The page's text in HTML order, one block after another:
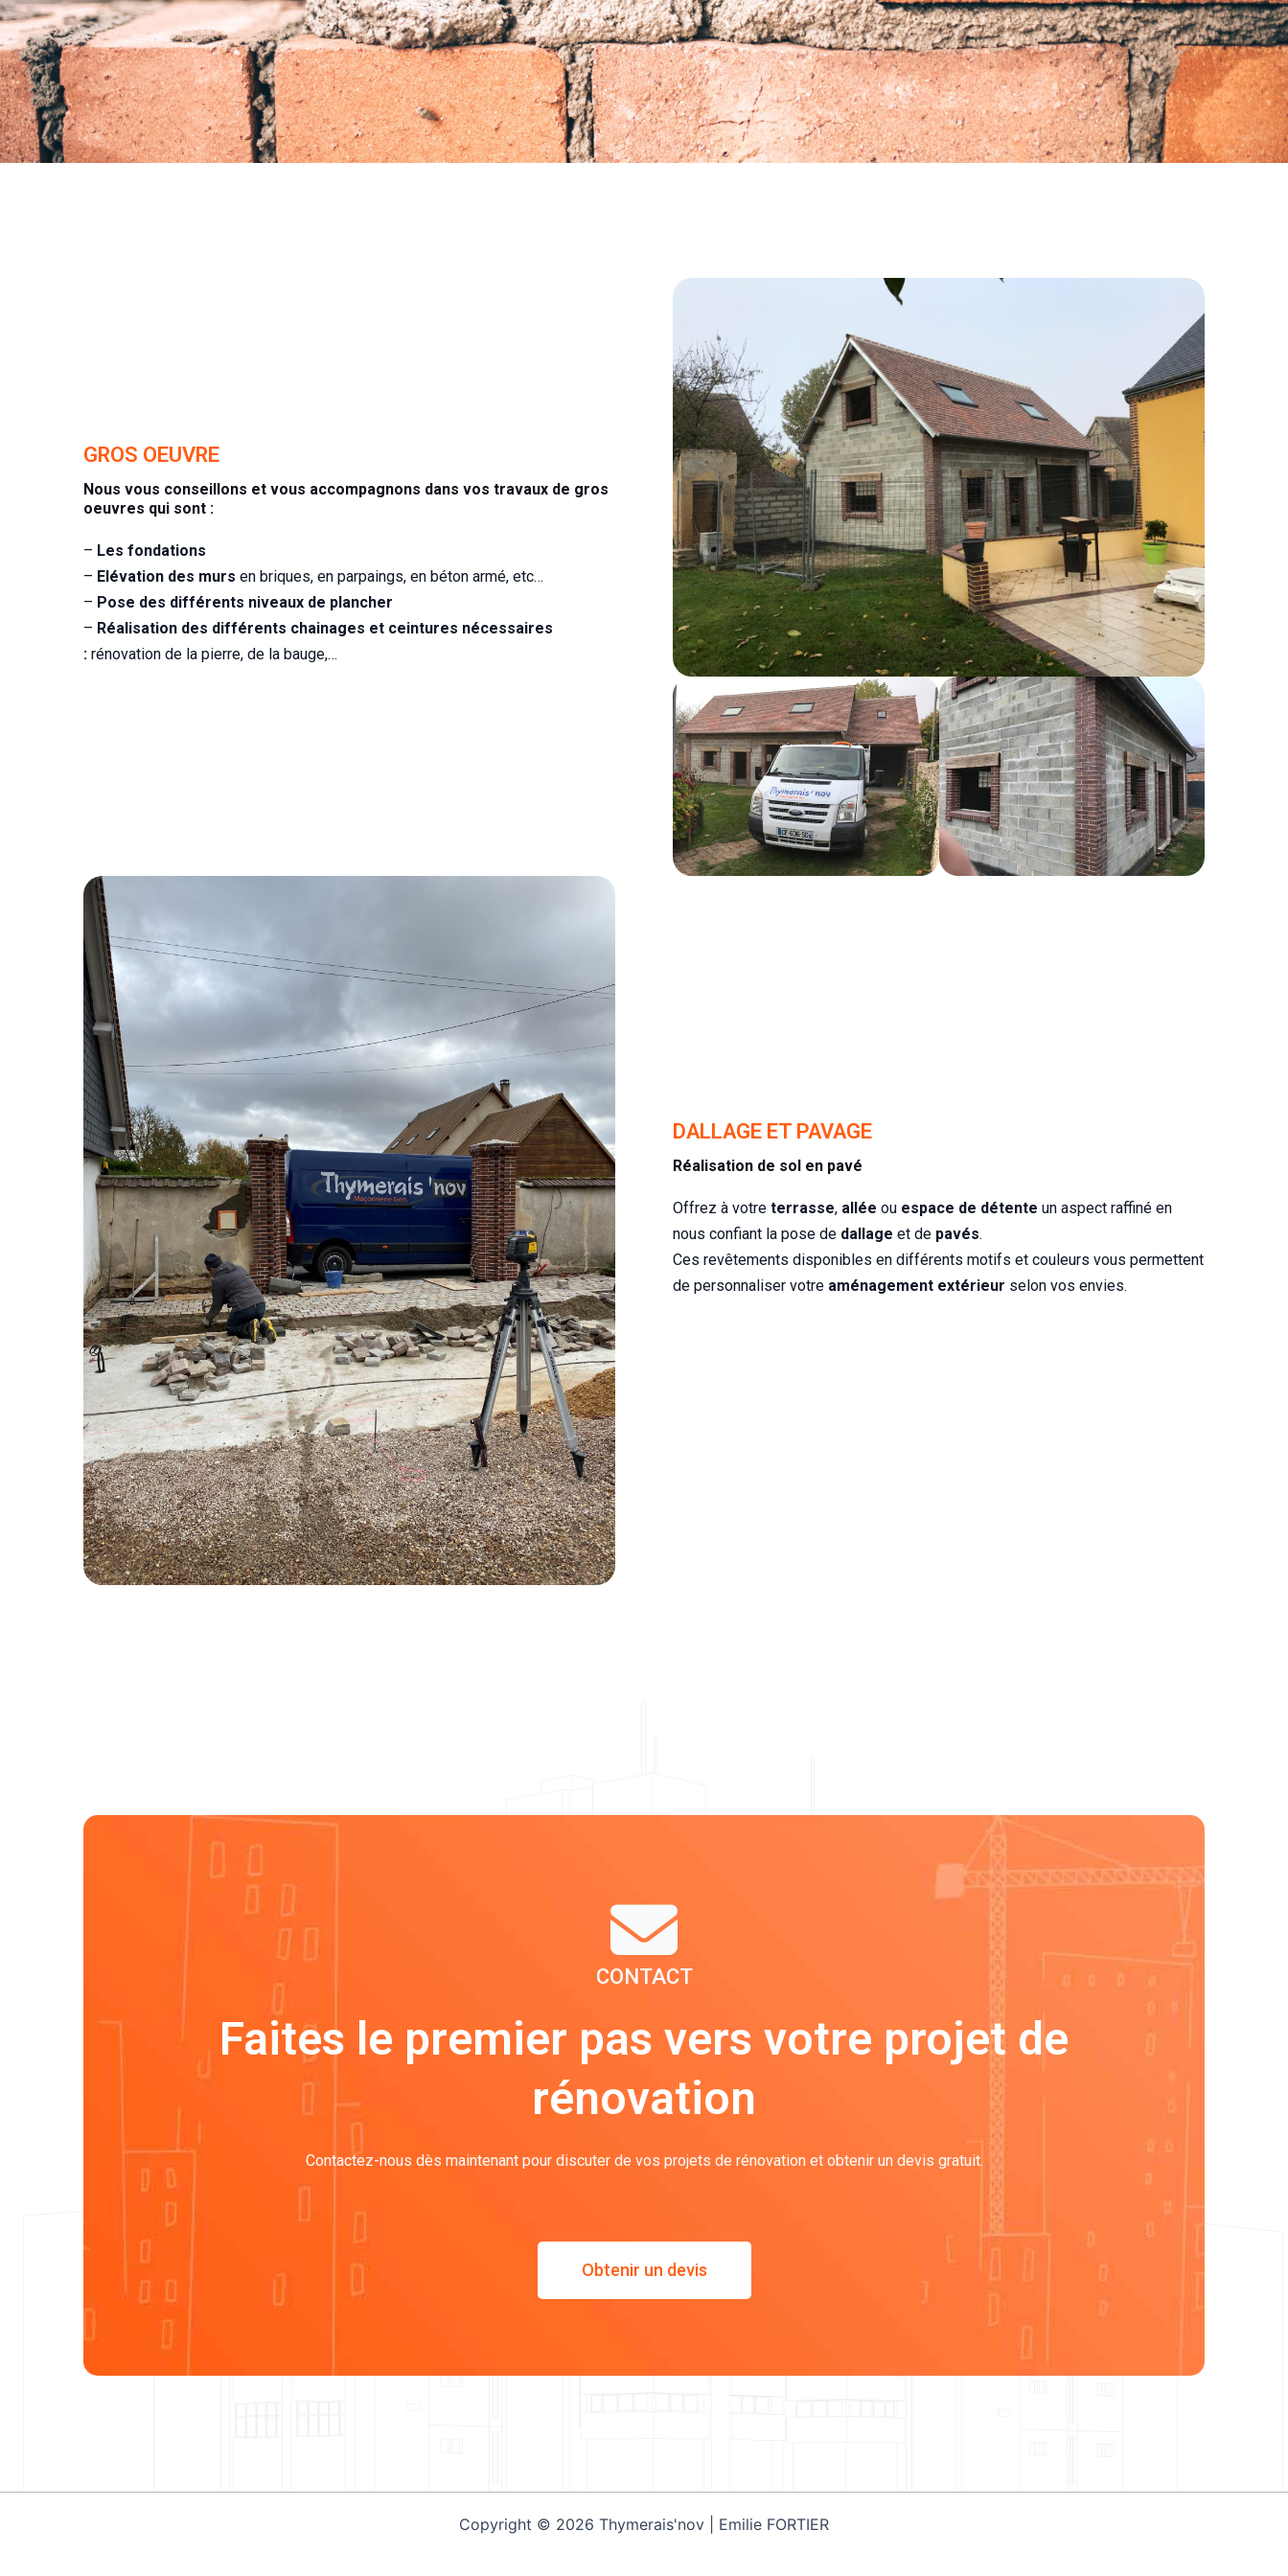
GROS OEUVRE
Nous vous conseillons et vous accompagnons dans vos travaux de gros
oeuvres qui sont :
– Les fondations
– Elévation des murs en briques, en parpaings, en béton armé, etc…
– Pose des différents niveaux de plancher
– Réalisation des différents chainages et ceintures nécessaires
: rénovation de la pierre, de la bauge,…
DALLAGE ET PAVAGE
Réalisation de sol en pavé
Offrez à votre terrasse, allée ou espace de détente un aspect raffiné en
nous confiant la pose de dallage et de pavés.
Ces revêtements disponibles en différents motifs et couleurs vous permettent
de personnaliser votre aménagement extérieur selon vos envies.
CONTACT
Faites le premier pas vers votre projet de
rénovation
Contactez-nous dès maintenant pour discuter de vos projets de rénovation et obtenir un devis gratuit.
Obtenir un devis
Copyright © 2026 Thymerais'nov | Emilie FORTIER